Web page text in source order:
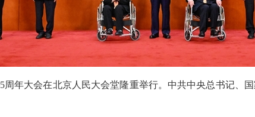
周年大会在北京人民大会堂隆重举行。中共中央总书记、